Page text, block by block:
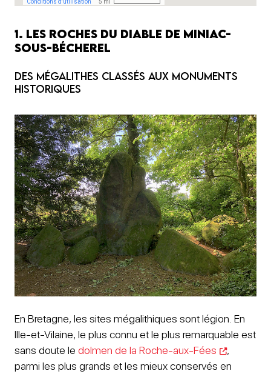
1. Les Roches du Diable de Miniac-
sous-Bécherel
Des mégalithes classés aux monuments
historiques
En Bretagne, les sites mégalithiques sont légion. En
Ille-et-Vilaine, le plus connu et le plus remarquable est
sans doute le dolmen de la Roche-aux-Fées
,
parmi les plus grands et les mieux conservés en